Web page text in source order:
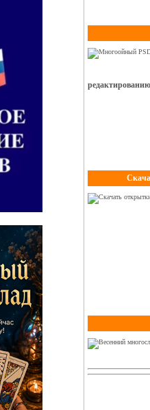
редактированию